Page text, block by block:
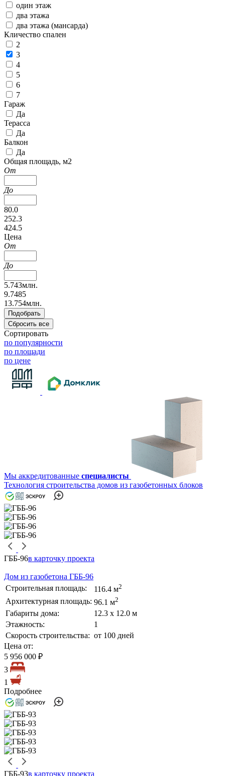
один этаж
два этажа
два этажа (мансарда)
Кличество спален
2
3
4
5
6
7
Гараж
Да
Терасса
Да
Балкон
Да
Общая площадь, м2
От
До
80.0
252.3
424.5
Цена
От
До
5.743млн.
9.7485
13.754млн.
Сортировать
по популярности
по площади
по цене
Мы аккредитованные специалисты
Технология строительства домов из газобетонных блоков
ГББ-96в карточку проекта
Дом из газобетона ГББ-96
Строительная площадь:
116.4 м2
Архитектурная площадь: 96.1 м2
Габариты дома:
12.3 х 12.0 м
Этажность:
1
Скорость строительства: от 100 дней
Цена от:
5 956 000 ₽
3
1
Подробнее
ГББ-93в карточку проекта